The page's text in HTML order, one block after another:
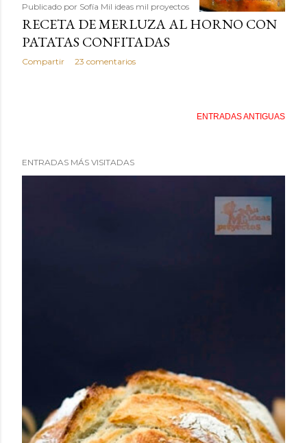
Publicado por Sofía Mil ideas mil proyectos
RECETA DE MERLUZA AL HORNO CON
PATATAS CONFITADAS
Compartir 23 comentarios
ENTRADAS ANTIGUAS
ENTRADAS MÁS VISITADAS